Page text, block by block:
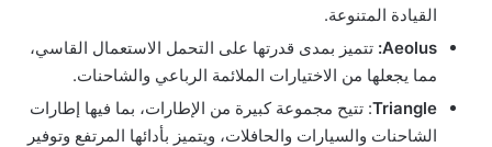
القيادة المتنوعة.
Aeolus: تتميز بمدى قدرتها على التحمل الاستعمال القاسي،
مما يجعلها من الاختيارات الملائمة الرباعي والشاحنات.
Triangle: تتيح مجموعة كبيرة من الإطارات، بما فيها إطارات
الشاحنات والسيارات والحافلات، ويتميز بأدائها المرتفع وتوفير